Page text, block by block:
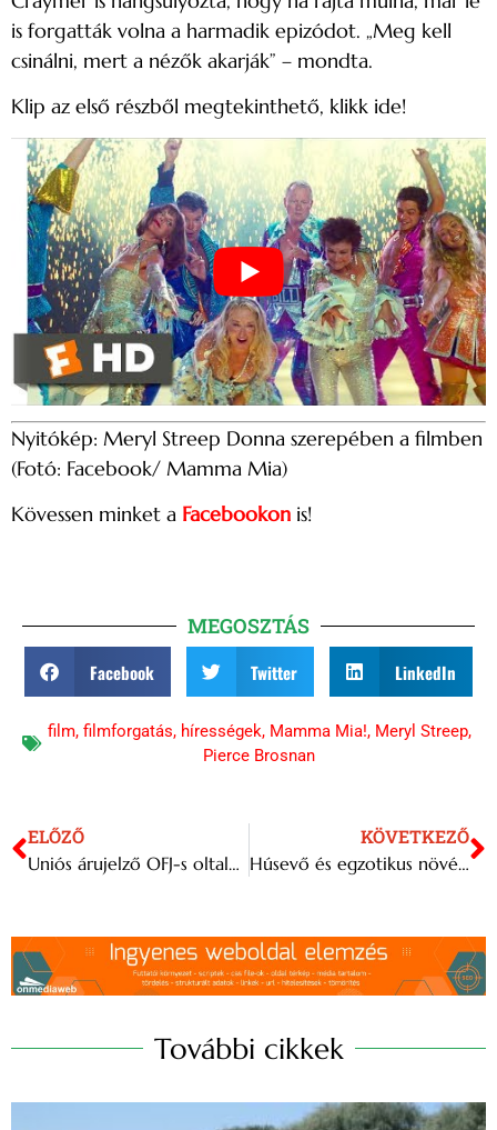
is forgatták volna a harmadik epizódot. „Meg kell
csinálni, mert a nézők akarják” – mondta.
Klip az első részből megtekinthető, klikk ide!
Nyitókép: Meryl Streep Donna szerepében a filmben
(Fotó: Facebook/ Mamma Mia)
Kövessen minket a Facebookon is!
MEGOSZTÁS
Facebook Twitter LinkedIn
film, filmforgatás, hírességek, Mamma Mia!, Meryl Streep,
Pierce Brosnan
ELŐZŐ
Uniós árujelző OFJ-s oltalmat kapott a Sárréti kökénypálinka
KÖVETKEZŐ
Húsevő és egzotikus növények napja a szegedi füvészkertben
További cikkek